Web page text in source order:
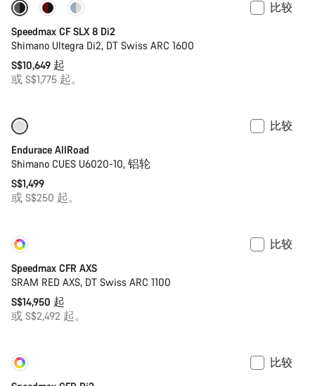
全新 功率计
比较
Speedmax CF SLX 8 Di2
Shimano Ultegra Di2, DT Swiss ARC 1600
S$10,649 起
或 S$1,775 起。
比较
Endurace AllRoad
Shimano CUES U6020-10, 铝轮
S$1,499
或 S$250 起。
比较
Speedmax CFR AXS
SRAM RED AXS, DT Swiss ARC 1100
S$14,950 起
或 S$2,492 起。
比较